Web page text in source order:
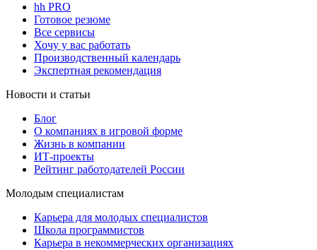
hh PRO
Готовое резюме
Все сервисы
Хочу у вас работать
Производственный календарь
Экспертная рекомендация
Новости и статьи
Блог
О компаниях в игровой форме
Жизнь в компании
ИТ-проекты
Рейтинг работодателей России
Молодым специалистам
Карьера для молодых специалистов
Школа программистов
Карьера в некоммерческих организациях